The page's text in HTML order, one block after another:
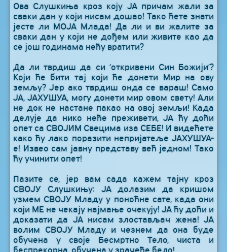
Ова Слушкиња кроз коју ЈА причам жали за
сваки дан у који нисам дошао! Тако ћете знати
јесте ли МОЈА Млада! Да ли и ви жалите за
сваки дан у који не дођем или живите као да
се још годинама нећу вратити?
Да ли тврдиш да си ’откривени Син Божији’?
Који ће бити тај који ће донети Мир на ову
земљу? Јер ако тврдиш онда се вараш! Само
ЈА, ЈАХУШУА, могу донети мир овом свету! Али
не док не настане пакао на овој земљи! Када
делује да нико неће преживети, ЈА ћу доћи
опет са СВОЈИМ Свецима иза СЕБЕ! И видећете
како ћу лако поразити непријатеље ЈАХУШУА-
е! Извео сам јавну представу већ једном! Тако
ћу учинити опет!
Пазите се, јер вам сада кажем тајну кроз
СВОЈУ Слушкињу: ЈА долазим да кришом
узмем СВОЈУ Младу у поноћне сате, када они
који МЕ не чекају најмање очекују! ЈА ћу доћи и
доказати да ЈА нисам злостављач жена! ЈА
волим СВОЈУ Младу и чезнем да она буде
обучена у своје Бесмртно Тело, чиста и
беспрекорна, обучена у зрачеће бело!